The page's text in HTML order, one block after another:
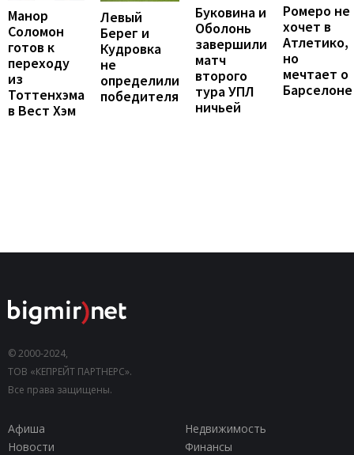
Манор
Соломон
готов к
переходу
из
Тоттенхэма
в Вест Хэм
Левый
Берег и
Кудровка
не
определили
победителя
Буковина и
Оболонь
завершили
матч
второго
тура УПЛ
ничьей
Ромеро не
хочет в
Атлетико,
но
мечтает о
Барселоне
© 2000-2024,
ТОВ «КЕПРЕЙТ ПАРТНЕРС».
Все права защищены.
Афиша
Недвижимость
Новости
Финансы